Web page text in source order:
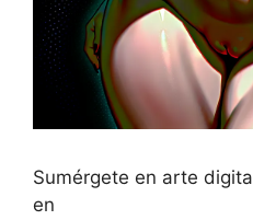
Sumérgete en arte
en